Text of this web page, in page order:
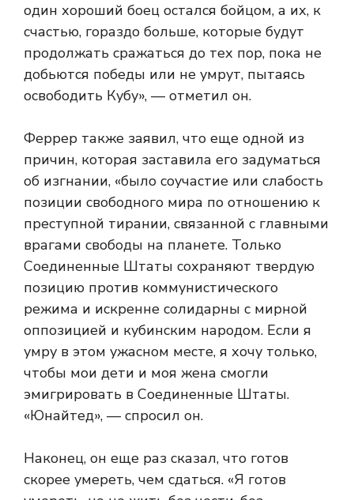
один хороший боец остался бойцом, а их, к
счастью, гораздо больше, которые будут
продолжать сражаться до тех пор, пока не
добьются победы или не умрут, пытаясь
освободить Кубу», — отметил он.
Феррер также заявил, что еще одной из
причин, которая заставила его задуматься
об изгнании, «было соучастие или слабость
позиции свободного мира по отношению к
преступной тирании, связанной с главными
врагами свободы на планете. Только
Соединенные Штаты сохраняют твердую
позицию против коммунистического
режима и искренне солидарны с мирной
оппозицией и кубинским народом. Если я
умру в этом ужасном месте, я хочу только,
чтобы мои дети и моя жена смогли
эмигрировать в Соединенные Штаты.
«Юнайтед», — спросил он.
Наконец, он еще раз сказал, что готов
скорее умереть, чем сдаться. «Я готов